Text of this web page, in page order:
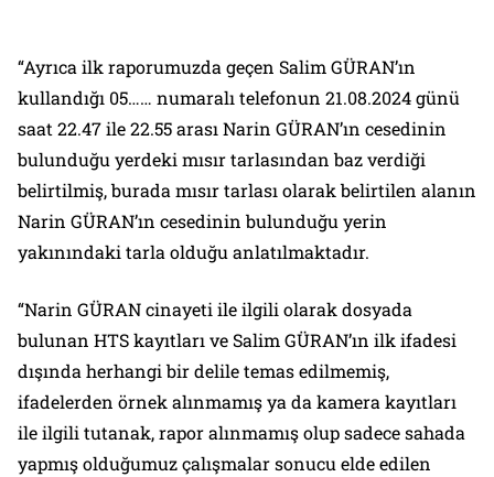
“Ayrıca ilk raporumuzda geçen Salim GÜRAN’ın
kullandığı 05…… numaralı telefonun 21.08.2024 günü
saat 22.47 ile 22.55 arası Narin GÜRAN’ın cesedinin
bulunduğu yerdeki mısır tarlasından baz verdiği
belirtilmiş, burada mısır tarlası olarak belirtilen alanın
Narin GÜRAN’ın cesedinin bulunduğu yerin
yakınındaki tarla olduğu anlatılmaktadır.
“Narin GÜRAN cinayeti ile ilgili olarak dosyada
bulunan HTS kayıtları ve Salim GÜRAN’ın ilk ifadesi
dışında herhangi bir delile temas edilmemiş,
ifadelerden örnek alınmamış ya da kamera kayıtları
ile ilgili tutanak, rapor alınmamış olup sadece sahada
yapmış olduğumuz çalışmalar sonucu elde edilen